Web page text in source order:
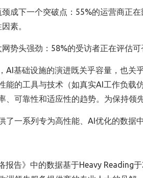
成下一个突破点： 55%的运营商正在
素。
势头强劲： 58%的受访者正在评估可
AI基础设施的演进既关乎容量，也关
能的工具与技术（如真实AI工作负载
、可靠性和适应性的趋势。为保持领
了一系列专为高性能、 AI优化的数据
报告》中的数据基于Heavy Reading于